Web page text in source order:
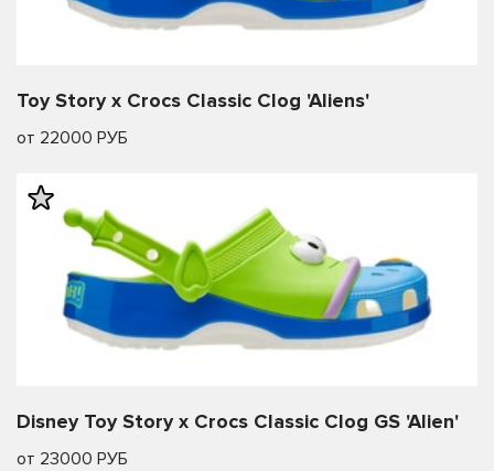
Toy Story x Crocs Classic Clog 'Aliens'
от 22000 РУБ
Disney Toy Story x Crocs Classic Clog GS 'Alien'
от 23000 РУБ